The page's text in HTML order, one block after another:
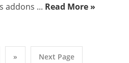
addons ... Read More »
» Next Page